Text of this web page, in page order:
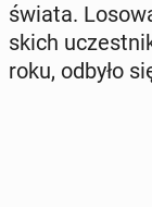
świata.
skich
roku, odbyło